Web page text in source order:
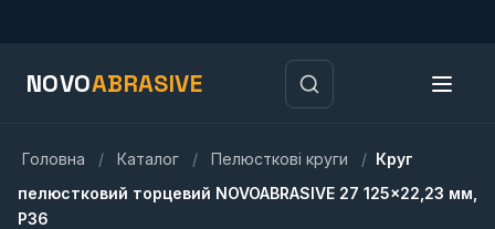
NOVOABRASIVE
Головна / Каталог / Пелюсткові круги / Круг
пелюстковий торцевий NOVOABRASIVE 27 125×22,23 мм,
P36